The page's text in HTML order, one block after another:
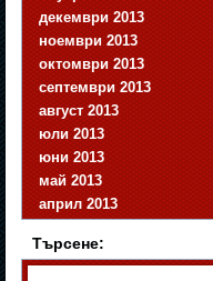
декември 2013
ноември 2013
октомври 2013
септември 2013
август 2013
юли 2013
юни 2013
май 2013
април 2013
Търсене: